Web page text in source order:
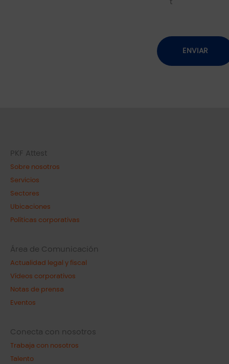
PKF Attest
Sobre nosotros
Servicios
Sectores
Ubicaciones
Políticas corporativas
Área de Comunicación
Actualidad legal y fiscal
Vídeos corporativos
Notas de prensa
Eventos
Conecta con nosotros
Trabaja con nosotros
Talento